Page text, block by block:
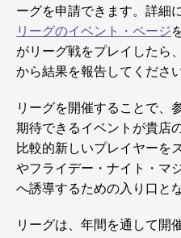
ーグを申請できます。詳細
リーグのイベント・ページ
がリーグ戦をプレイしたら
から結果を報告してください
リーグを開催することで、
期待できるイベントが貴店
比較的新しいプレイヤーを
やフライデー・ナイト・マ
へ誘導するための入り口と
リーグは、年間を通して開